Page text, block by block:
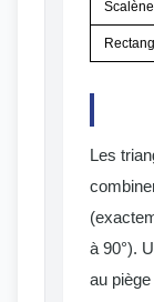
Scalène
Les
à 90°).
au